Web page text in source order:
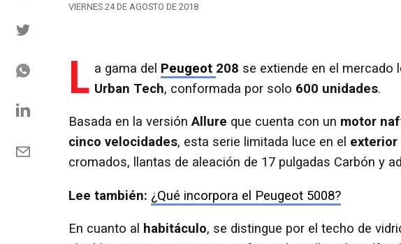
VIERNES 24 DE AGOSTO DE 2018
L a gama del Peugeot 208 se extiende en el mercado
Urban Tech, conformada por solo 600 unidades.
Basada en la versiónAllure que cuenta con un motor
cinco velocidades, esta serie limitada luce en el exterior
cromados, llantas de aleación de 17 pulgadas Carbón y
Lee también: ¿Qué incorpora el Peugeot 5008?
En cuanto al habitáculo, se distingue por el techo de